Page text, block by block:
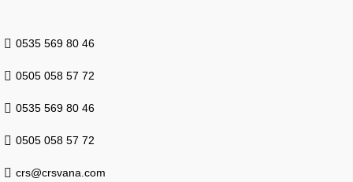
0535 569 80 46
0505 058 57 72
0535 569 80 46
0505 058 57 72
crs@crsvana.com